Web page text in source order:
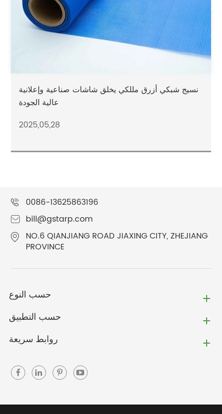
نسيج شبكي أزرق مللكي يخلق شاشات صناعية وإعلانية
عالية الجودة
2025,05,28
0086-13625863196
bill@gstarp.com
NO.6 QIANJIANG ROAD JIAXING CITY, ZHEJIANG
PROVINCE
حسب النوع
حسب التطبيق
روابط سريعة